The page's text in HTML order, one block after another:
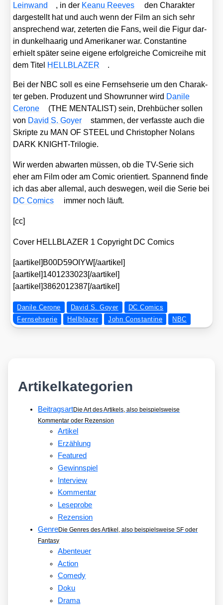
Lein­wand
, in der Kea­nu Ree­ves
den Cha­rak­ter
dar­ge­stellt hat und auch wenn der Film an sich sehr
anspre­chend war, zeter­ten die Fans, weil die Figur dar­
in dun­kel­haa­rig und Ame­ri­ka­ner war. Con­stan­ti­ne
erhielt spä­ter sei­ne eige­ne erfolg­rei­che Comic­rei­he mit
dem Titel HELLBLAZER .
Bei der NBC soll es eine Fern­seh­se­rie um den Cha­rak­
ter geben. Pro­du­zent und Show­run­ner wird Dani­le
Cero­ne
(THE MENTALIST) sein, Dreh­bü­cher sol­len
von David S. Goy­er
stam­men, der ver­fass­te auch die
Skrip­te zu MAN OF STEEL und Chris­to­pher Nolans
DARK KNIGHT-Tri­lo­gie.
Wir wer­den abwar­ten müs­sen, ob die TV-Serie sich
eher am Film oder am Comic ori­en­tiert. Span­nend fin­de
ich das aber alle­mal, auch des­we­gen, weil die Serie bei
DC Comics
immer noch läuft.
[cc]
Cover HELLBLAZER 1 Copy­right DC Comics
[aartikel]B00D59OIYW[/aartikel]
[aartikel]1401233023[/aartikel]
[aartikel]3862012387[/aartikel]
Danile Cerone David S. Goyer
DC Comics
Fernsehserie
Hellblazer John Constantine NBC
Artikelkategorien
BeitragsartDie Art des Artikels, also beispielsweise
Kommentar oder Rezension
Artikel
Erzählung
Featured
Gewinnspiel
Interview
Kommentar
Leseprobe
Rezension
GenreDie Genres des Artikel, also beispielsweise SF oder
Fantasy
Abenteuer
Action
Comedy
Doku
Drama